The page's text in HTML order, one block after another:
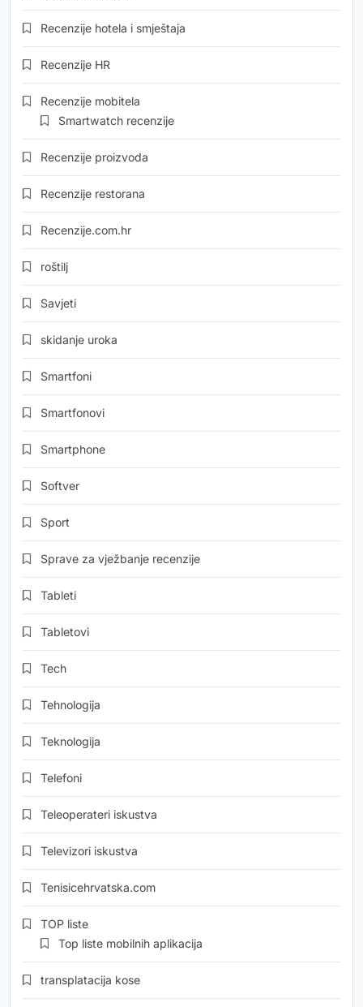
Recenzije hotela i smještaja
Recenzije HR
Recenzije mobitela
Smartwatch recenzije
Recenzije proizvoda
Recenzije restorana
Recenzije.com.hr
roštilj
Savjeti
skidanje uroka
Smartfoni
Smartfonovi
Smartphone
Softver
Sport
Sprave za vježbanje recenzije
Tableti
Tabletovi
Tech
Tehnologija
Teknologija
Telefoni
Teleoperateri iskustva
Televizori iskustva
Tenisicehrvatska.com
TOP liste
Top liste mobilnih aplikacija
transplatacija kose